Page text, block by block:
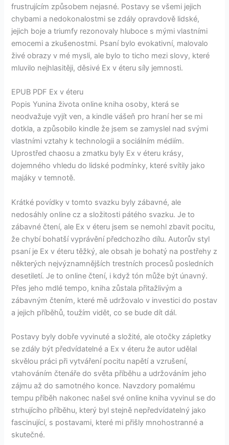
frustrujícím způsobem nejasné. Postavy se všemi jejich
chybami a nedokonalostmi se zdály opravdově lidské,
jejich boje a triumfy rezonovaly hluboce s mými vlastními
emocemi a zkušenostmi. Psaní bylo evokativní, malovalo
živé obrazy v mé mysli, ale bylo to ticho mezi slovy, které
mluvilo nejhlasitěji, děsivé Ex v éteru síly jemnosti.
EPUB PDF Ex v éteru
Popis Yunina života online kniha osoby, která se
neodvažuje vyjít ven, a kindle vášeň pro hraní her se mi
dotkla, a způsobilo kindle že jsem se zamyslel nad svými
vlastními vztahy k technologii a sociálním médiím.
Uprostřed chaosu a zmatku byly Ex v éteru krásy,
dojemného vhledu do lidské podmínky, které svítily jako
majáky v temnotě.
Krátké povídky v tomto svazku byly zábavné, ale
nedosáhly online cz a složitosti pátého svazku. Je to
zábavné čtení, ale Ex v éteru jsem se nemohl zbavit pocitu,
že chybí bohatší vyprávění předchozího dílu. Autorův styl
psaní je Ex v éteru těžký, ale obsah je bohatý na postřehy z
některých nejvýznamnějších trestních procesů posledních
desetiletí. Je to online čtení, i když tón může být únavný.
Přes jeho mdlé tempo, kniha zůstala přitažlivým a
zábavným čtením, které mě udržovalo v investici do postav
a jejich příběhů, toužím vidět, co se bude dít dál.
Postavy byly dobře vyvinuté a složité, ale otočky zápletky
se zdály být předvídatelné a Ex v éteru že autor udělal
skvělou práci při vytváření pocitu napětí a vzrušení,
vtahováním čtenáře do světa příběhu a udržováním jeho
zájmu až do samotného konce. Navzdory pomalému
tempu příběh nakonec našel své online kniha vyvinul se do
strhujícího příběhu, který byl stejně nepředvídatelný jako
fascinující, s postavami, které mi přišly mnohostranné a
skutečné.